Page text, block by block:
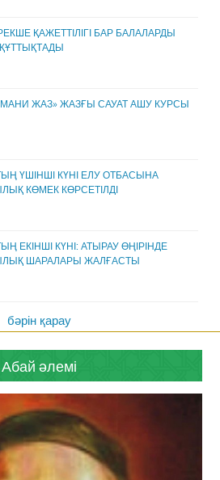
ҚАЖЕТТІЛІГІ БАР БАЛАЛАРДЫ
ЖАЗ» ЖАЗҒЫ САУАТ АШУ КУРСЫ
ҮШІНШІ КҮНІ ЕЛУ ОТБАСЫНА
КӨМЕК КӨРСЕТІЛДІ
ЕКІНШІ КҮНІ: АТЫРАУ ӨҢІРІНДЕ
ШАРАЛАРЫ ЖАЛҒАСТЫ
бәрін қарау
Абай әлемі